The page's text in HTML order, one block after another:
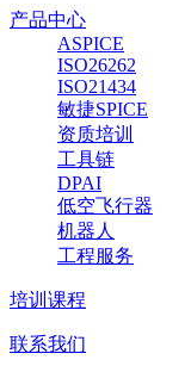
产品中心
ASPICE
ISO26262
ISO21434
敏捷SPICE
资质培训
工具链
DPAI
低空飞行器
机器人
工程服务
培训课程
联系我们